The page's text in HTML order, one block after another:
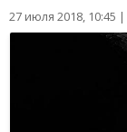
27 июля 2018, 10:45 |